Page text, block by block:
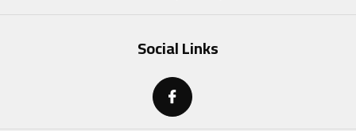
Social Links